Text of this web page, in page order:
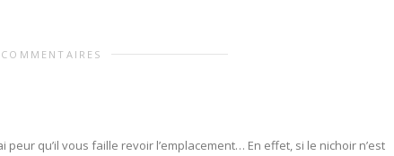
peur qu’il vous faille revoir l’emplacement… En effet, si le nichoir n’est